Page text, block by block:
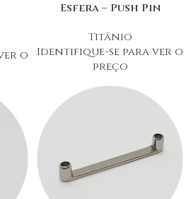
o
Esfera – Push Pin
Titânio
Identifique-se para ver o
preço